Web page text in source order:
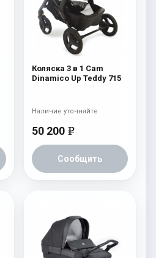
Коляска 3 в 1 Cam
Dinamico Up Teddy 715
50 200 e
Сообщить
Наличие уточняйте